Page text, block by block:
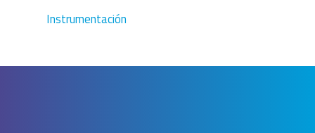
Instrumentación